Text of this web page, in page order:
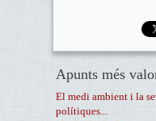
Apunts més
El medi ambient i la
polítiques...